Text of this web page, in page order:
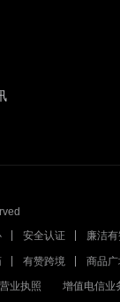
安全认证 廉洁
有赞跨境 商品广
业执照 增值电信业